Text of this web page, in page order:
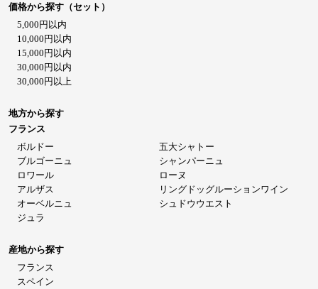
価格から探す（セット）
5,000円以内
10,000円以内
15,000円以内
30,000円以内
30,000円以上
地方から探す
フランス
ボルドー
五大シャトー
ブルゴーニュ
シャンパーニュ
ロワール
ローヌ
アルザス
リングドッグルーションワイン
オーベルニュ
シュドウウエスト
ジュラ
産地から探す
フランス
スペイン